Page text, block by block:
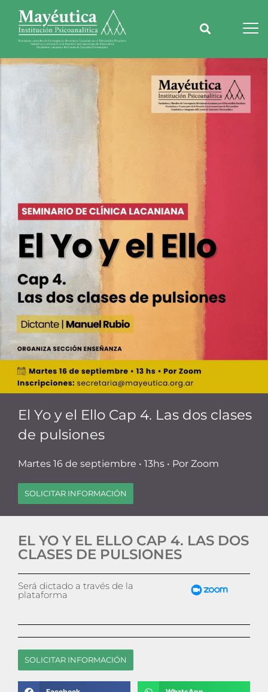
El Yo y el Ello Cap 4. Las dos clases
de pulsiones
Martes 16 de septiembre • 13hs • Por Zoom
SOLICITAR INFORMACIÓN
EL YO Y EL ELLO CAP 4. LAS DOS
CLASES DE PULSIONES
Será dictado a través de la
plataforma
SOLICITAR INFORMACIÓN